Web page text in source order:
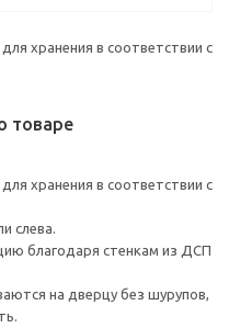
хранения в соответствии с
товаре
хранения в соответствии с
слева.
благодаря стенкам из ДСП
на дверцу без шурупов,